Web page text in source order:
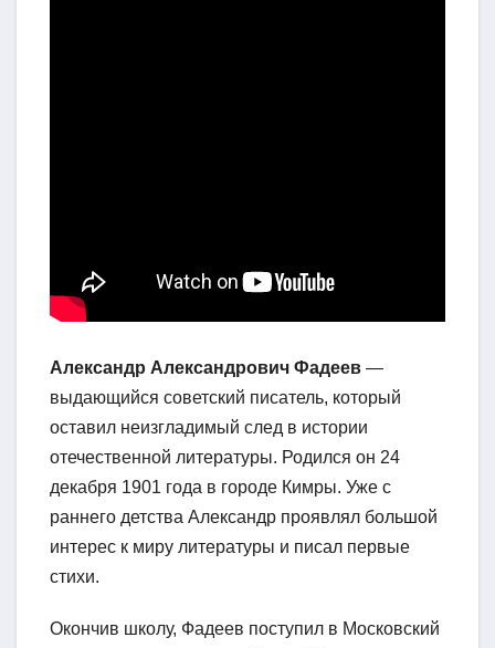
Александр Александрович Фадеев —
выдающийся советский писатель, который
оставил неизгладимый след в истории
отечественной литературы. Родился он 24
декабря 1901 года в городе Кимры. Уже с
раннего детства Александр проявлял большой
интерес к миру литературы и писал первые
стихи.
Окончив школу, Фадеев поступил в Московский